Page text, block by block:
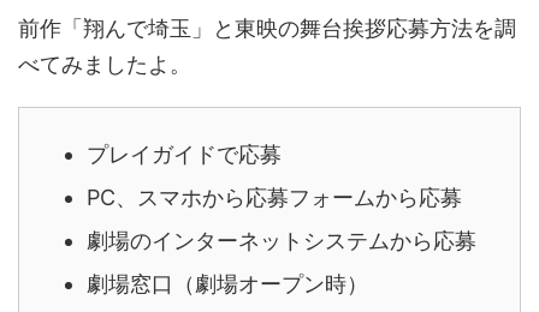
前作「翔んで埼玉」と東映の舞台挨拶応募方法を調
べてみましたよ。
プレイガイドで応募
PC、スマホから応募フォームから応募
劇場のインターネットシステムから応募
劇場窓口（劇場オープン時）